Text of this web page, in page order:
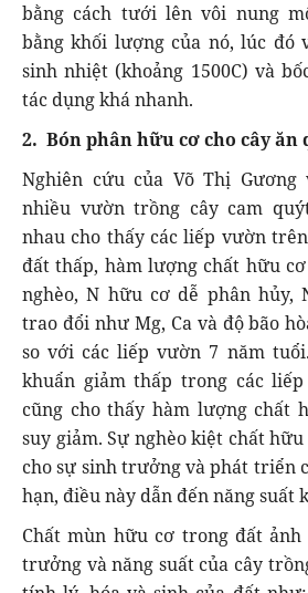
bằng cách tưới lên vôi nung
bằng khối lượng của nó, lúc đó
sinh nhiệt (khoảng 1500C) và
tác dụng khá nhanh.
2. Bón phân hữu cơ cho cây ăn
Nghiên cứu của Võ Thị Gương
nhiều vườn trồng cây cam
nhau cho thấy các liếp vườn
đất thấp, hàm lượng chất hữu
nghèo, N hữu cơ dễ phân hủy,
trao đổi như Mg, Ca và độ bão
so với các liếp vườn 7 năm
khuẩn giảm thấp trong các
cũng cho thấy hàm lượng chất
suy giảm. Sự nghèo kiệt chất
cho sự sinh trưởng và phát triển
hạn, điều này dẫn đến năng suất
Chất mùn hữu cơ trong đất
trưởng và năng suất của cây